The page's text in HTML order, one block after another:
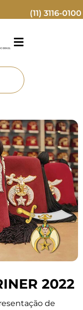
(11) 3116-0100
2022
de